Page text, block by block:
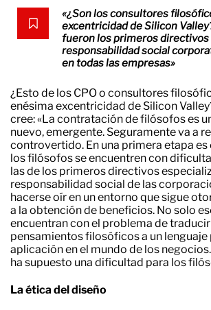
«¿Son los consultores
excentricidad de Silicon
fueron los primeros directivos
responsabilidad social
en todas las empresas»
¿Esto de los CPO o consultores
enésima excentricidad de Silicon
cree: «La contratación de filósofos es
nuevo, emergente. Seguramente va a
controvertido. En una primera etapa es
los filósofos se encuentren con
las de los primeros directivos
responsabilidad social de las
hacerse oír en un entorno que sigue
a la obtención de beneficios. No solo
encuentran con el problema de
pensamientos filosóficos a un
aplicación en el mundo de los
ha supuesto una dificultad para los
La ética del diseño